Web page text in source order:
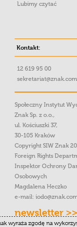
Lubimy czytać
Kontakt:
12 619 95 00
Społeczny Instytut
Znak Sp. z o.o.,
ul. Kościuszki 37,
30-105 Kraków
Copyright SIW Znak
Foreign Rights
Inspektor Ochrony
Osobowych
Magdalena Heczko
e-mail:
newsletter >>
wyraża zgodę na